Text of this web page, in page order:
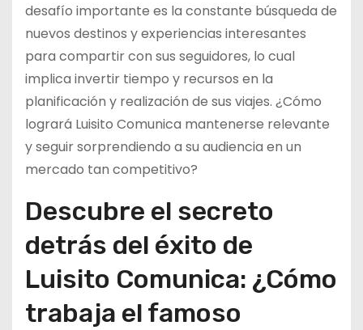
desafío importante es la constante búsqueda de
nuevos destinos y experiencias interesantes
para compartir con sus seguidores, lo cual
implica invertir tiempo y recursos en la
planificación y realización de sus viajes. ¿Cómo
logrará Luisito Comunica mantenerse relevante
y seguir sorprendiendo a su audiencia en un
mercado tan competitivo?
Descubre el secreto
detrás del éxito de
Luisito Comunica: ¿Cómo
trabaja el famoso